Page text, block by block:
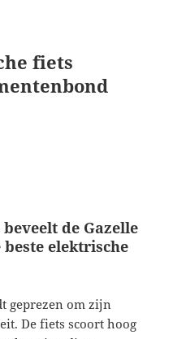
fiets
de Gazelle
beste elektrische
geprezen om zijn
De fiets scoort hoog